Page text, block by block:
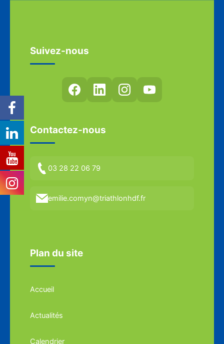
Suivez-nous
Contactez-nous
03 28 22 06 79
emilie.comyn@triathlonhdf.fr
Plan du site
Accueil
Actualités
Calendrier